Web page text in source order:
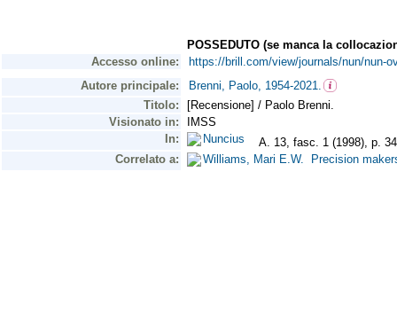
POSSEDUTO (se manca la
Accesso online:
https://brill.com/view/journals/nun/nun-
Autore principale:
Brenni, Paolo, 1954-2021.
Titolo:
[Recensione] / Paolo Brenni.
Visionato in:
IMSS
In:
Nuncius
A. 13, fasc. 1 (1998), p.
Correlato a:
Williams, Mari E.W. Precision